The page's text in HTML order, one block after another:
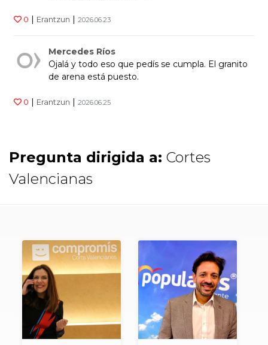
0 | Erantzun | 2026.06.23
Mercedes Ríos
Ojalá y todo eso que pedís se cumpla. El granito
de arena está puesto.
0 | Erantzun | 2026.06.25
Pregunta dirigida a: Cortes
Valencianas